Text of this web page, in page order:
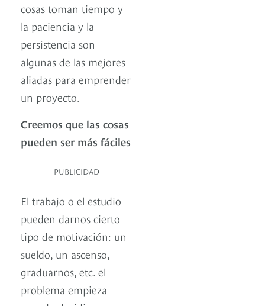
cosas toman tiempo y
la paciencia y la
persistencia son
algunas de las mejores
aliadas para emprender
un proyecto.
Creemos que las cosas
pueden ser más fáciles
PUBLICIDAD
El trabajo o el estudio
pueden darnos cierto
tipo de motivación: un
sueldo, un ascenso,
graduarnos, etc. el
problema empieza